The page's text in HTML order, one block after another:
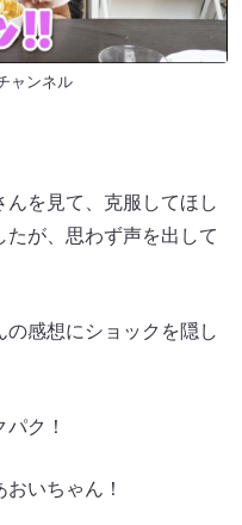
ャンネル
を見て、克服してほし
が、思わず声を出して
感想にショックを隠し
ク！
いちゃん！